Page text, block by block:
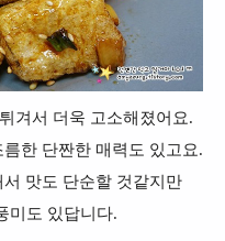
튀겨서 더욱 고소해졌어요.
한 단짠한 매력도 있고요.
맛도 단순할 것같지만
미도 있답니다.